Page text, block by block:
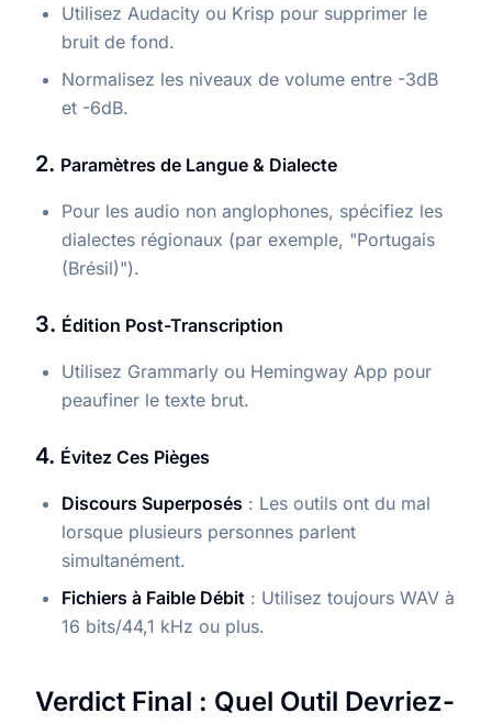
Utilisez Audacity ou Krisp pour supprimer le
bruit de fond.
Normalisez les niveaux de volume entre -3dB
et -6dB.
2. Paramètres de Langue & Dialecte
Pour les audio non anglophones, spécifiez les
dialectes régionaux (par exemple, "Portugais
(Brésil)").
3. Édition Post-Transcription
Utilisez Grammarly ou Hemingway App pour
peaufiner le texte brut.
4. Évitez Ces Pièges
Discours Superposés : Les outils ont du mal
lorsque plusieurs personnes parlent
simultanément.
Fichiers à Faible Débit : Utilisez toujours WAV à
16 bits/44,1 kHz ou plus.
Verdict Final : Quel Outil Devriez-